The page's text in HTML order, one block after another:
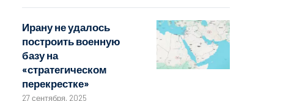
Ирану не удалось
построить военную
базу на
«стратегическом
перекрестке»
27 сентября, 2025